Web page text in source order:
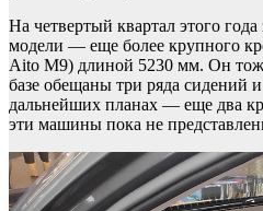
На четвертый квартал этого
модели — еще более крупного
Aito M9) длиной 5230 мм. Он
базе обещаны три ряда сидений
дальнейших планах — еще два
эти машины пока не